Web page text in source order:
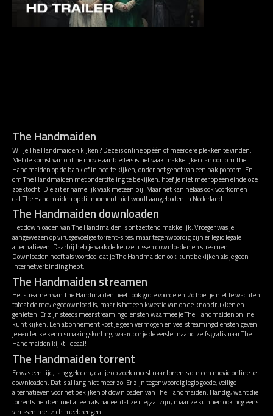
The Handmaiden
Wil je The Handmaiden kijken? Deze is online op één of meerdere plekken te vinden.
Met de komst van online movie aanbieders is het vaak makkelijker dan ooit om The
Handmaiden op de bank of in bed te kijken, onder het genot van een bak popcorn. En
om The Handmaiden met ondertiteling te bekijken, hoef je niet meer op een eindeloze
zoektocht. Die zit er namelijk vaak meteen bij! Maar het kan helaas ook voorkomen
dat The Handmaiden op dit moment niet wordt aangeboden in Nederland.
The Handmaiden downloaden
Het downloaden van The Handmaiden is ontzettend makkelijk. Vroeger was je
aangewezen op virusgevoelige torrent-sites, maar tegenwoordig zijn er legio legale
alternatieven. Daarbij heb je vaak de keuze tussen downloaden en streamen.
Downloaden heeft als voordeel dat je The Handmaiden ook kunt bekijken als je geen
internetverbinding hebt.
The Handmaiden streamen
Het streamen van The Handmaiden heeft ook grote voordelen. Zo hoef je niet te wachten
totdat de movie gedownload is, maar is het een kwestie van op de knop drukken en
genieten. Er zijn steeds meer streamingdiensten waarmee je The Handmaiden online
kunt kijken. Een abonnement kost je geen vermogen en veel streamingdiensten geven
je een leuke kennismakingskorting, waardoor je de eerste maand zelfs gratis naar The
Handmaiden kijkt. Ideaal!
The Handmaiden torrent
Er was een tijd, lang geleden, dat je op zoek moest naar torrents om een movie online te
downloaden. Dat is al lang niet meer zo. Er zijn tegenwoordig legio goede, veilige
alternatieven voor het bekijken of downloaden van The Handmaiden. Handig, want die
torrents hebben niet alleen als nadeel dat ze illegaal zijn, maar ze kunnen ook nog eens
virussen met zich meebrengen.